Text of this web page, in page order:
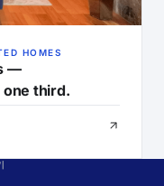
HOMES
—
third.